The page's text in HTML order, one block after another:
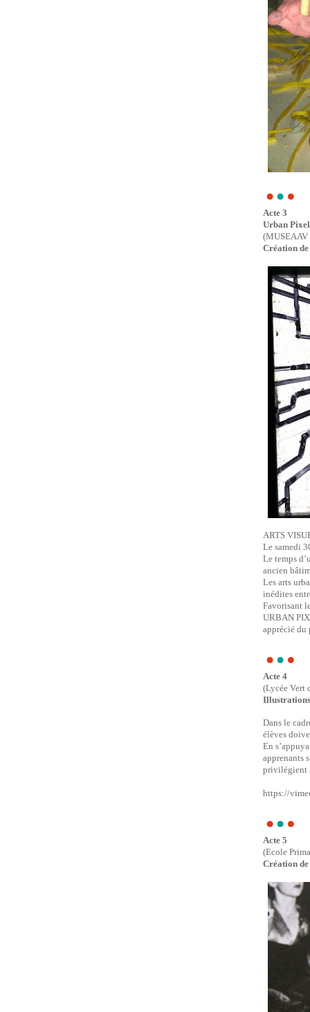
Acte 3
Urban Pixel
(MUSEAAV
Création
ARTS
Le samedi
Le temps
ancien
Les arts
inédites
Favorisant
URBAN
apprécié du
Acte 4
(Lycée Vert
Dans le
élèves
En
apprenants
privilégient
https://
Acte 5
(Ecole
Création de